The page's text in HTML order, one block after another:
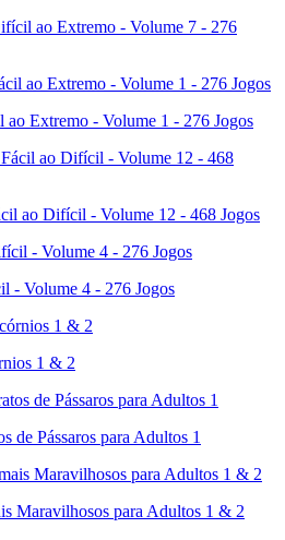
ao Extremo - Volume 7 - 276
Extremo - Volume 1 - 276 Jogos
ao Difícil - Volume 12 - 468 Jogos
- Volume 4 - 276 Jogos
1 & 2
de Pássaros para Adultos 1
Maravilhosos para Adultos 1 & 2